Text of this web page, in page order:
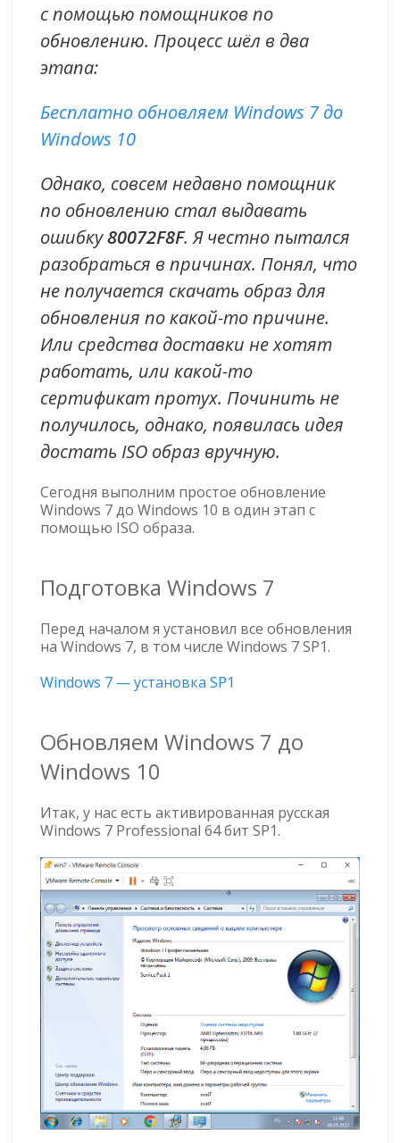
с помощью помощников по
обновлению. Процесс шёл в два
этапа:
Бесплатно обновляем Windows 7 до
Windows 10
Однако, совсем недавно помощник
по обновлению стал выдавать
ошибку80072F8F. Я честно пытался
разобраться в причинах. Понял, что
не получается скачать образ для
обновления по какой-то причине.
Или средства доставки не хотят
работать, или какой-то
сертификат протух. Починить не
получилось, однако, появилась идея
достать ISO образ вручную.
Сегодня выполним простое обновление
Windows 7 до Windows 10 в один этап с
помощью ISO образа.
Подготовка Windows 7
Перед началом я установил все обновления
на Windows 7, в том числе Windows 7 SP1.
Windows 7 — установка SP1
Обновляем Windows 7 до
Windows 10
Итак, у нас есть активированная русская
Windows 7 Professional 64 бит SP1.